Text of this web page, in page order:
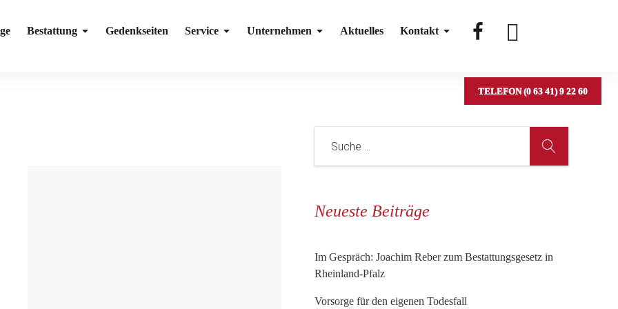
Bestattung Gedenkseiten Service Unternehmen Aktuelles Kontakt
TELEFON (0 63 41) 9 22 60
Neueste Beiträge
Im Gespräch: Joachim Reber zum Bestattungsgesetz in
Rheinland-Pfalz
Vorsorge für den eigenen Todesfall